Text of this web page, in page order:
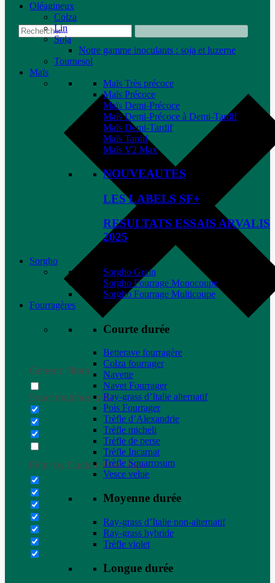
Generic filters
Exact matches only
Filter by Custom Post Type
Oléagineux
Colza
Lin
Soja
Notre gamme inoculants : soja et luzerne
Tournesol
Maïs
Maïs Très précoce
Maïs Précoce
Maïs Demi-Précoce
Maïs Demi-Précoce à Demi-Tardif
Maïs Demi-Tardif
Maïs Tardif
Maïs V2 Max
NOUVEAUTES
LES LABELS SF+
RESULTATS ESSAIS ARVALIS
2025
Sorgho
Sorgho Grain
Sorgho Fourrage Monocoupe
Sorgho Fourrage Multicoupe
Fourragères
Courte durée
Betterave fourragère
Colza fourrager
Navette
Navet Fourrager
Ray-grass d’Italie alternatif
Pois Fourrager
Trèfle d’Alexandrie
Trèfle micheli
Trèfle de perse
Trèfle Incarnat
Trèfle Squarrosum
Vesce velue
Moyenne durée
Ray-grass d’Italie non-alternatif
Ray-grass hybride
Trèfle violet
Longue durée